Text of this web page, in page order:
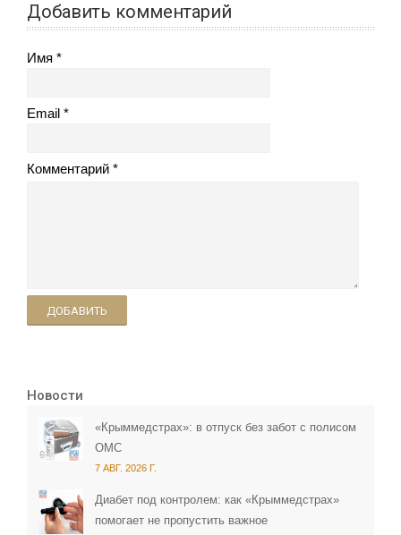
Добавить комментарий
Имя
Email
Комментарий
ДОБАВИТЬ
Новости
«Крыммедстрах»: в отпуск без забот с полисом
ОМС
7 АВГ. 2026 Г.
Диабет под контролем: как «Крыммедстрах»
помогает не пропустить важное